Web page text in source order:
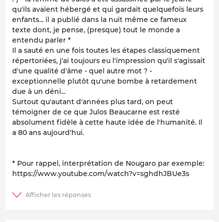
qu'ils avaient hébergé et qui gardait quelquefois leurs
enfants... il a publié dans la nuit même ce fameux
texte dont, je pense, (presque) tout le monde a
entendu parler *
Il a sauté en une fois toutes les étapes classiquement
répertoriées, j'ai toujours eu l'impression qu'il s'agissait
d'une qualité d'âme - quel autre mot ? -
exceptionnelle plutôt qu'une bombe à retardement
due à un déni...
Surtout qu'autant d'années plus tard, on peut
témoigner de ce que Julos Beaucarne est resté
absolument fidèle à cette haute idée de l'humanité. Il
a 80 ans aujourd'hui.
* Pour rappel, interprétation de Nougaro par exemple:
https://www.youtube.com/watch?v=sghdhJBUe3s